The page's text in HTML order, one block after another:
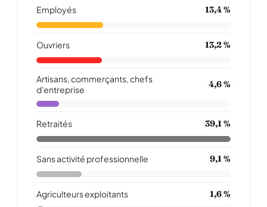
Employés 13,4 %
Ouvriers 13,2 %
Artisans, commerçants, chefs
d'entreprise
4,6 %
Retraités 39,1 %
Sans activité professionnelle 9,1 %
Agriculteurs exploitants 1,6 %